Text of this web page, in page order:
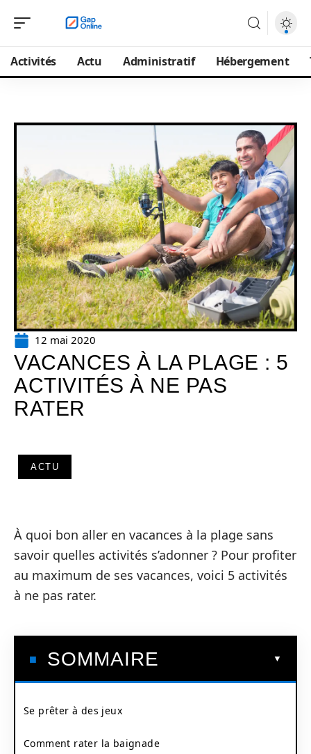
Activités Actu Administratif Hébergement
12 mai 2020
VACANCES À LA PLAGE : 5
ACTIVITÉS À NE PAS
RATER
ACTU
À quoi bon aller en vacances à la plage sans
savoir quelles activités s’adonner ? Pour profiter
au maximum de ses vacances, voici 5 activités
à ne pas rater.
SOMMAIRE
Se prêter à des jeux
Comment rater la baignade